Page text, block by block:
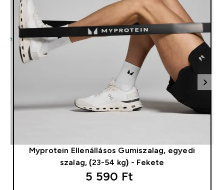
Myprotein Ellenállásos Gumiszalag, egyedi
szalag, (23-54 kg) - Fekete
5 590 Ft‎